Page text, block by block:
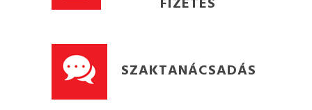
SZAKTANÁCSADÁS